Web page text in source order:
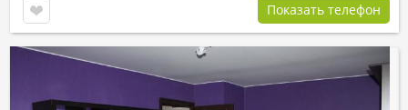
Показать телефон